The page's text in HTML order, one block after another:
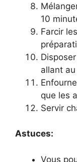
10
Farcir
allant
que les
Servir
Astuces:
Vous